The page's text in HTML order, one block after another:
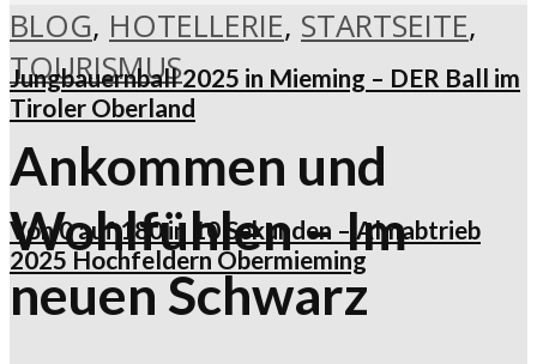
Jungbauernball 2025 in Mieming – DER Ball im
Tiroler Oberland
Von 0 auf 180 in 10 Sekunden – Almabtrieb
2025 Hochfeldern Obermieming
BLOG, HOTELLERIE, STARTSEITE,
TOURISMUS
Ankommen und
Wohlfühlen – Im
neuen Schwarz